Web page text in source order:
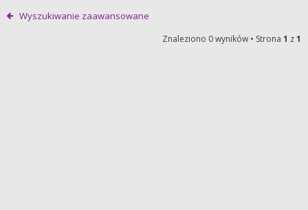
Wyszukiwanie zaawansowane
Znaleziono 0 wyników • Strona 1 z1